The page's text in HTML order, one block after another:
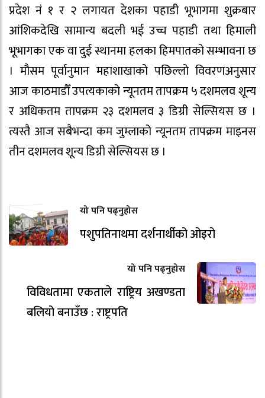
प्रदेश नं १ र २ लगायत देशका पहाडी भूभागमा शुक्रबार
आंशिकदेखि सामान्य बदली भई उच्च पहाडी तथा हिमाली
भूभागका एक वा दुई स्थानमा हलका हिमपातको सम्भावना छ
। मौसम पूर्वानुमान महाशाखाको पछिल्लो विवरणअनुसार
आज काठमाडौँ उपत्यकाको न्यूनतम तापक्रम ५ दशमलव शून्य
र अधिकतम तापक्रम २३ दशमलव ३ डिग्री सेल्सियस छ ।
त्यस्तै आज सबैभन्दा कम जुम्लाको न्यूनतम तापक्रम माइनस
तीन दशमलव शून्य डिग्री सेल्सियस छ ।
यो पनि पढ्नुहोस
पशुपतिनाथमा दर्शनार्थीको ओइरो
यो पनि पढ्नुहोस
विविधतामा एकताले राष्ट्रिय अखण्डता
बलियो बनाउँछ : राष्ट्रपति